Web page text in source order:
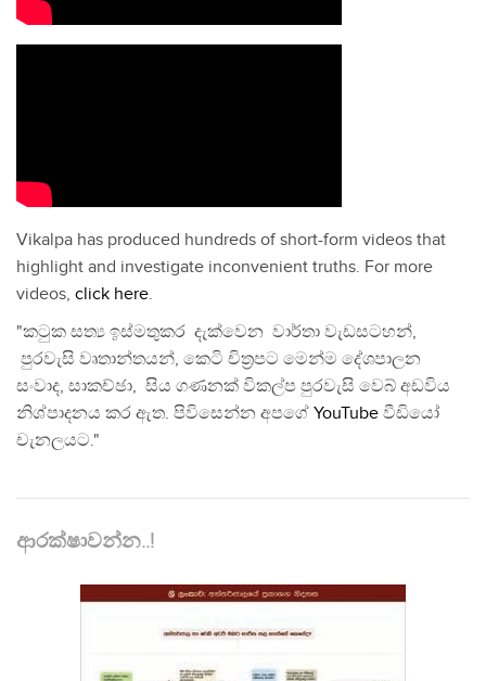
Vikalpa has produced hundreds of short-form videos that
highlight and investigate inconvenient truths. For more
videos, click here.
"කටුක සත්‍ය ඉස්මතුකර දැක්වෙන වාර්තා වැඩසටහන්,
පුරවැසි වෘතාන්තයන්, කෙටි චිත්‍රපට මෙන්ම දේශපාලන
සංවාද, සාකච්ඡා, සිය ගණනක් විකල්ප පුරවැසි වෙබ් අඩවිය
නිශ්පාදනය කර ඇත. පිවිසෙන්න අපගේ YouTube වීඩියෝ
චැනලයට."
ආරක්ෂාවන්න..!